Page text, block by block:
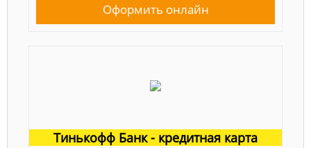
Оформить онлайн
Тинькофф Банк - кредитная карта